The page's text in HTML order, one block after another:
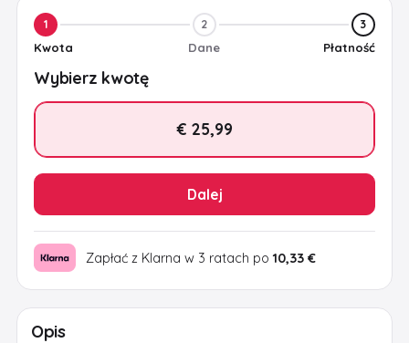
1
Kwota
2
Dane
3
Płatność
Wybierz kwotę
€ 25,99
Dalej
Zapłać z Klarna w 3 ratach po 10,33 €
Opis